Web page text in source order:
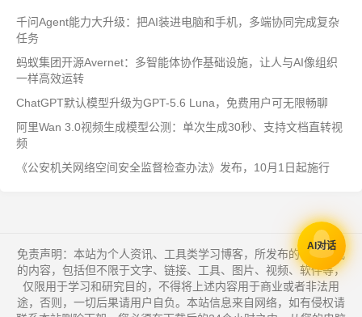
千问Agent能力大升级：把AI装进电脑和手机，多端协同完成复杂
任务
蚂蚁集团开源Avernet：多智能体协作基础设施，让人与AI像组织
一样高效运转
ChatGPT默认模型升级为GPT-5.6 Luna，免费用户可无限畅聊
阿里Wan 3.0视频生成模型公测：单次生成30秒、支持文档直转视
频
《公安机关网络空间安全监督检查办法》发布，10月1日起施行
免责声明：本站为个人资讯、工具类学习博客，所发布的一切形式
的内容，包括但不限于文字、链接、工具、图片、视频、软件等，
仅限用于学习和研究目的，不得将上述内容用于商业或者非法用
途，否则，一切后果请用户自负。本站信息来自网络，如有侵权请
AI对话